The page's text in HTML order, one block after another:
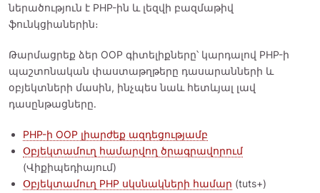
ներածություն է PHP-ին և լեզվի բազմաթիվ
ֆունկցիաներին։
Թարմացրեք ձեր OOP գիտելիքները՝ կարդալով PHP-ի
պաշտոնական փաստաթղթերը դասարանների և
օբյեկտների մասին, ինչպես նաև հետևյալ լավ
դասընթացները․
PHP-ի OOP լիարժեք ազդեցությամբ
Օբյեկտամուղ համարվող ծրագրավորում
(Վիքիպեդիայում)
Օբյեկտամուղ PHP սկսնակների համար (tuts+)